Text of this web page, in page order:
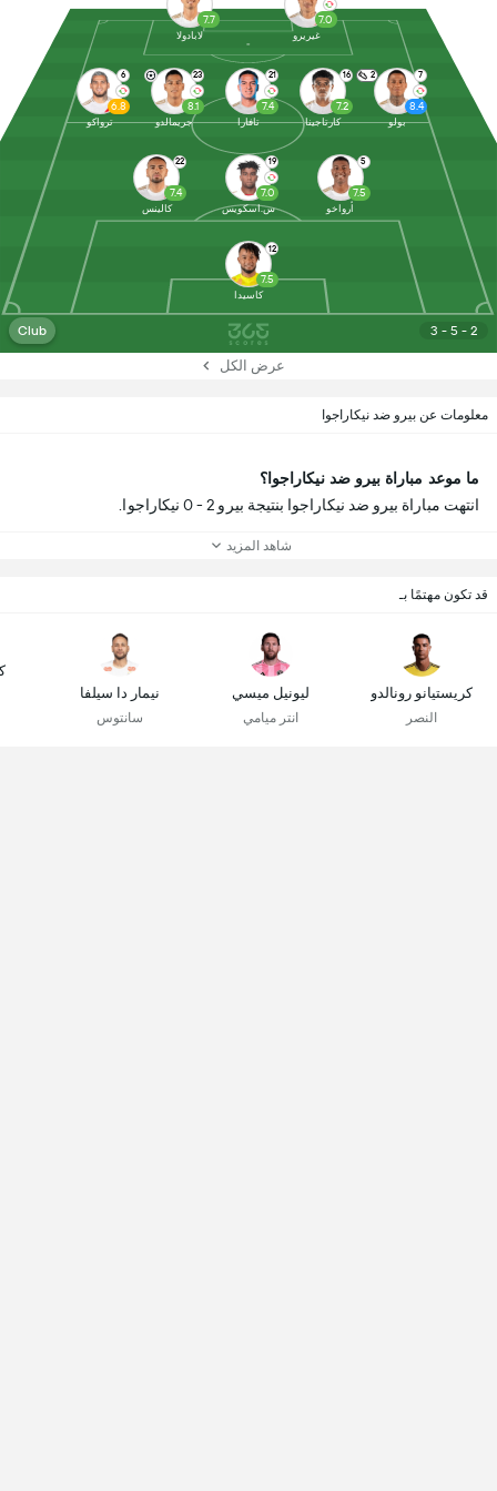
3 - 5 - 2
Club
12
7.5
كاسيدا
22
7.4
كالينس
19
7.0
س.اسكويس
5
7.5
أرواخو
6
6.8
ترواكو
23
8.1
جريمالدو
21
7.4
تافارا
16
7.2
كارتاجينا
7
2
8.4
بولو
7.7
لابادولا
7.0
غيريرو
عرض الكل
معلومات عن بيرو ضد نيكاراجوا
ما موعد مباراة بيرو ضد نيكاراجوا؟
انتهت مباراة بيرو ضد نيكاراجوا بنتيجة بيرو 2 - 0 نيكاراجوا.
شاهد المزيد
قد تكون مهتمًا بـ
كريستيانو رونالدو
النصر
ليونيل ميسي
انتر ميامي
نيمار دا سيلفا
سانتوس